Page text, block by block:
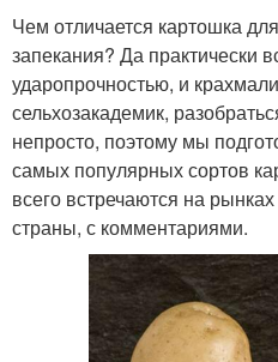
Чем отличается картошка
запекания? Да практически
ударопрочностью, и
сельхозакадемик,
непросто, поэтому мы
самых популярных сортов
всего встречаются на
страны, с комментариями.